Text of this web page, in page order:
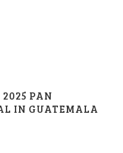
PAN
IN GUATEMALA